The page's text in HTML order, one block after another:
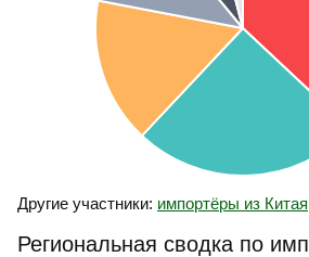
Другие участники: импортёры из Китая
Региональная сводка по